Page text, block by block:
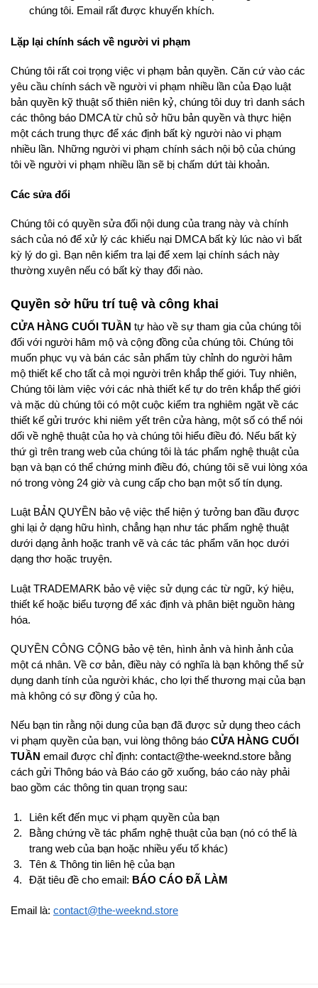
chúng tôi. Email rất được khuyến khích.
Lặp lại chính sách về người vi phạm
Chúng tôi rất coi trọng việc vi phạm bản quyền. Căn cứ vào các
yêu cầu chính sách về người vi phạm nhiều lần của Đạo luật
bản quyền kỹ thuật số thiên niên kỷ, chúng tôi duy trì danh sách
các thông báo DMCA từ chủ sở hữu bản quyền và thực hiện
một cách trung thực để xác định bất kỳ người nào vi phạm
nhiều lần. Những người vi phạm chính sách nội bộ của chúng
tôi về người vi phạm nhiều lần sẽ bị chấm dứt tài khoản.
Các sửa đổi
Chúng tôi có quyền sửa đổi nội dung của trang này và chính
sách của nó để xử lý các khiếu nại DMCA bất kỳ lúc nào vì bất
kỳ lý do gì. Bạn nên kiểm tra lại để xem lại chính sách này
thường xuyên nếu có bất kỳ thay đổi nào.
Quyền sở hữu trí tuệ và công khai
CỬA HÀNG CUỐI TUẦN tự hào về sự tham gia của chúng tôi
đối với người hâm mộ và cộng đồng của chúng tôi. Chúng tôi
muốn phục vụ và bán các sản phẩm tùy chỉnh do người hâm
mộ thiết kế cho tất cả mọi người trên khắp thế giới. Tuy nhiên,
Chúng tôi làm việc với các nhà thiết kế tự do trên khắp thế giới
và mặc dù chúng tôi có một cuộc kiểm tra nghiêm ngặt về các
thiết kế gửi trước khi niêm yết trên cửa hàng, một số có thể nói
dối về nghệ thuật của họ và chúng tôi hiểu điều đó. Nếu bất kỳ
thứ gì trên trang web của chúng tôi là tác phẩm nghệ thuật của
bạn và bạn có thể chứng minh điều đó, chúng tôi sẽ vui lòng xóa
nó trong vòng 24 giờ và cung cấp cho bạn một số tín dụng.
Luật BẢN QUYỀN bảo vệ việc thể hiện ý tưởng ban đầu được
ghi lại ở dạng hữu hình, chẳng hạn như tác phẩm nghệ thuật
dưới dạng ảnh hoặc tranh vẽ và các tác phẩm văn học dưới
dạng thơ hoặc truyện.
Luật TRADEMARK bảo vệ việc sử dụng các từ ngữ, ký hiệu,
thiết kế hoặc biểu tượng để xác định và phân biệt nguồn hàng
hóa.
QUYỀN CÔNG CỘNG bảo vệ tên, hình ảnh và hình ảnh của
một cá nhân. Về cơ bản, điều này có nghĩa là bạn không thể sử
dụng danh tính của người khác, cho lợi thế thương mại của bạn
mà không có sự đồng ý của họ.
Nếu bạn tin rằng nội dung của bạn đã được sử dụng theo cách
vi phạm quyền của bạn, vui lòng thông báo CỬA HÀNG CUỐI
TUẦN email được chỉ định: contact@the-weeknd.store bằng
cách gửi Thông báo và Báo cáo gỡ xuống, báo cáo này phải
bao gồm các thông tin quan trọng sau:
Liên kết đến mục vi phạm quyền của bạn
Bằng chứng về tác phẩm nghệ thuật của bạn (nó có thể là
trang web của bạn hoặc nhiều yếu tố khác)
Tên & Thông tin liên hệ của bạn
Đặt tiêu đề cho email: BÁO CÁO ĐÃ LÀM
Email là: contact@the-weeknd.store